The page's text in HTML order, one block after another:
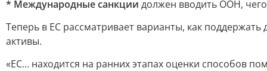
* Международные санкции должен вводить ООН,
Теперь в ЕС рассматривает варианты, как
активы.
«ЕС… находится на ранних этапах оценки способов